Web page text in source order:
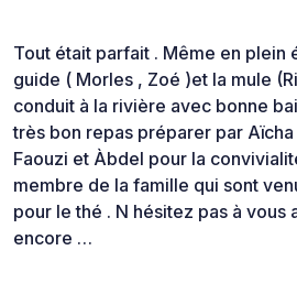
Tout était parfait . Même en plein
guide ( Morles , Zoé )et la mule
conduit à la rivière avec bonne
très bon repas préparer par
Faouzi et Àbdel pour la
membre de la famille qui sont
pour le thé . N hésitez pas à vous
encore …